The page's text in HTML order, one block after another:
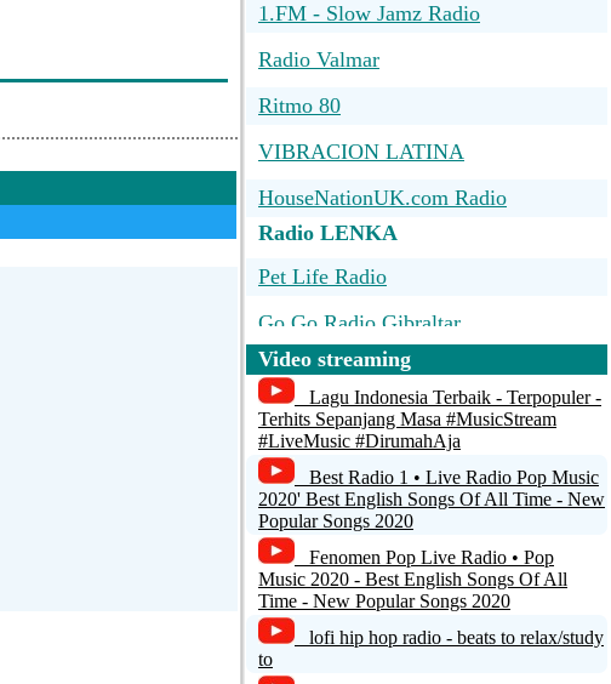
1.FM - Slow Jamz Radio
Radio Valmar
Ritmo 80
VIBRACION LATINA
HouseNationUK.com Radio
Radio LENKA
Pet Life Radio
Go Go Radio Gibraltar
Hank's Old Time Radio
..:: RADIO SETU conectando vc a
jesus ::..
Radio Educacion 99.7 Fm - Paraguay
Video streaming
Lagu Indonesia Terbaik - Terpopuler -
Terhits Sepanjang Masa #MusicStream
#LiveMusic #DirumahAja
Best Radio 1 • Live Radio Pop Music
2020' Best English Songs Of All Time - New
Popular Songs 2020
Fenomen Pop Live Radio • Pop
Music 2020 - Best English Songs Of All
Time - New Popular Songs 2020
lofi hip hop radio - beats to relax/study
to